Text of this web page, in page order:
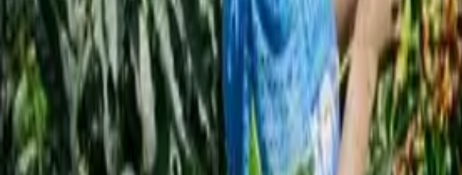
حوارات
أخبار
تأملات
دراسات
الرئيسية
الجزيرة تسلط الضوء على القهوة اليمنية بمعرض كوالالمبور
أخبار